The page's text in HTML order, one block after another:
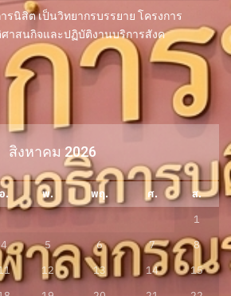
รนิสิต เป็นวิทยากรบรรยาย โครงการ
าสนกิจและปฏิบัติงานบริการสังค
สิงหาคม 2026
อ. พ. พฤ. ศ.
ส.
1
4 5 6 7
8
12 13 14
15